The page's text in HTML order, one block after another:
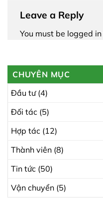
Leave a Reply
You must be logged in
CHUYÊN MỤC
Đầu tư(4)
Đối tác (5)
Hợp tác (12)
Thành viên (8)
Tin tức (50)
Vận chuyển (5)